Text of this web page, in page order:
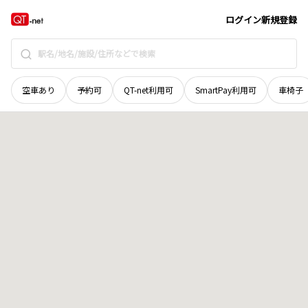
ログイン新規登録
空車あり 予約可 QT-net利用可 SmartPay利用可 車椅子
山梨県